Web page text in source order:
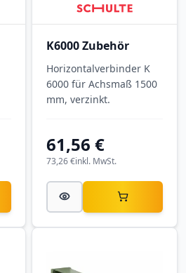
K6000 Zubehör
Horizontalverbinder K
6000 für Achsmaß 1500
mm, verzinkt.
61,56 €
inkl. MwSt.
73,26 €